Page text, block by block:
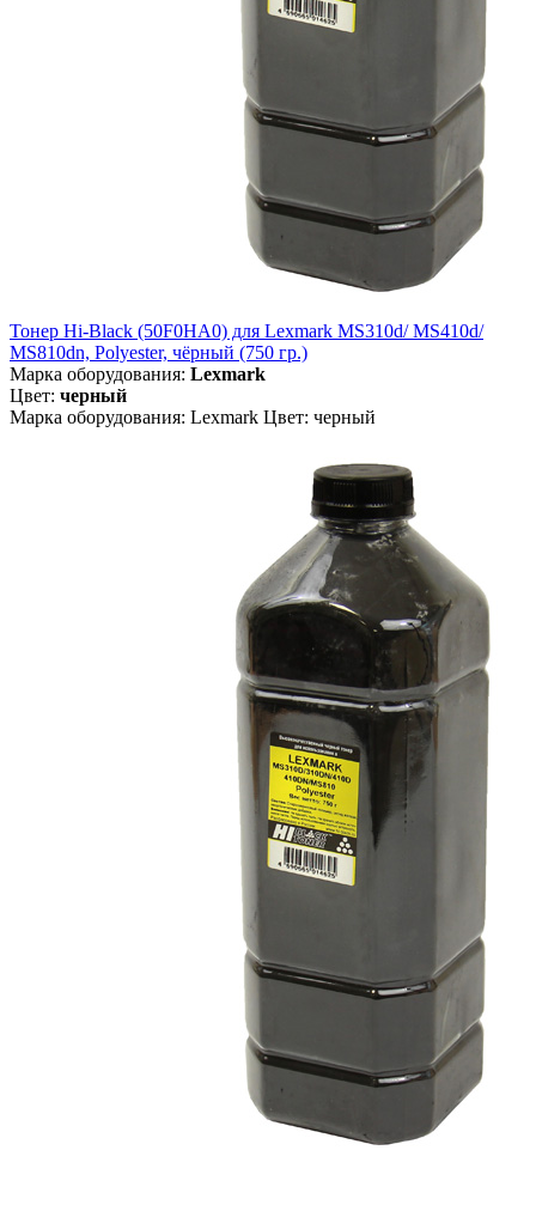
Тонер Hi-Black (50F0HA0) для Lexmark MS310d/ MS410d/
MS810dn, Polyester, чёрный (750 гр.)
Марка оборудования: Lexmark
Цвет: черный
Марка оборудования: Lexmark Цвет: черный